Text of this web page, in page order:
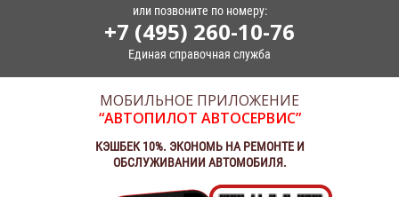
или позвоните по номеру:
+7 (495) 260-10-76
Единая справочная служба
МОБИЛЬНОЕ ПРИЛОЖЕНИЕ
“АВТОПИЛОТ АВТОСЕРВИС”
КЭШБЕК 10%. ЭКОНОМЬ НА РЕМОНТЕ И
ОБСЛУЖИВАНИИ АВТОМОБИЛЯ.